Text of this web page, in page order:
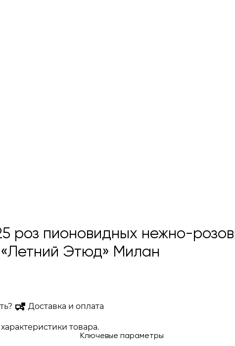
роз пионовидных нежно-
«Летний Этюд» Милан
Доставка и оплата
товара.
Ключевые параметры